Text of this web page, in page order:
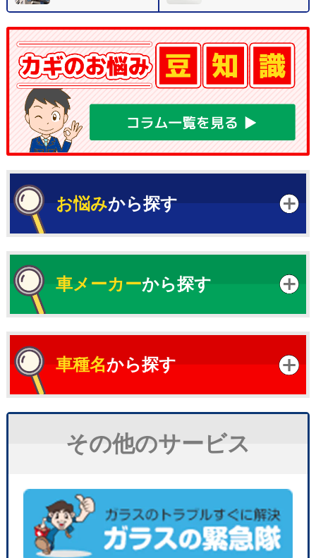
お悩みから探す
車メーカーから探す
車種名から探す
その他のサービス